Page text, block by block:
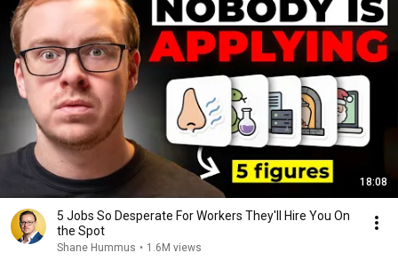
18:08
5 Jobs So Desperate For Workers They'll Hire You On
the Spot
Shane Hummus • 1.6M views